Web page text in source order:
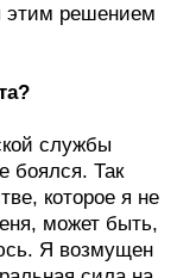
этим решением
службы
боялся. Так
которое я не
может быть,
Я возмущен